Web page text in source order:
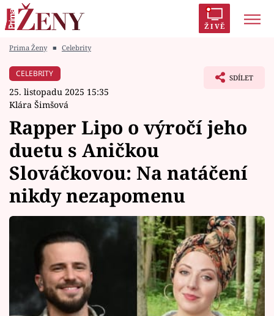
ŽIVĚ
Módní alarm
Témata
Celebrity
Vztahy
Seriály
Horoskopy
Sledujte prima+
Prima Ženy ■ Celebrity
CELEBRITY
25. listopadu 2025 15:35
Klára Šimšová
SDÍLET
Rapper Lipo o výročí jeho
duetu s Aničkou
Slováčkovou: Na natáčení
nikdy nezapomenu